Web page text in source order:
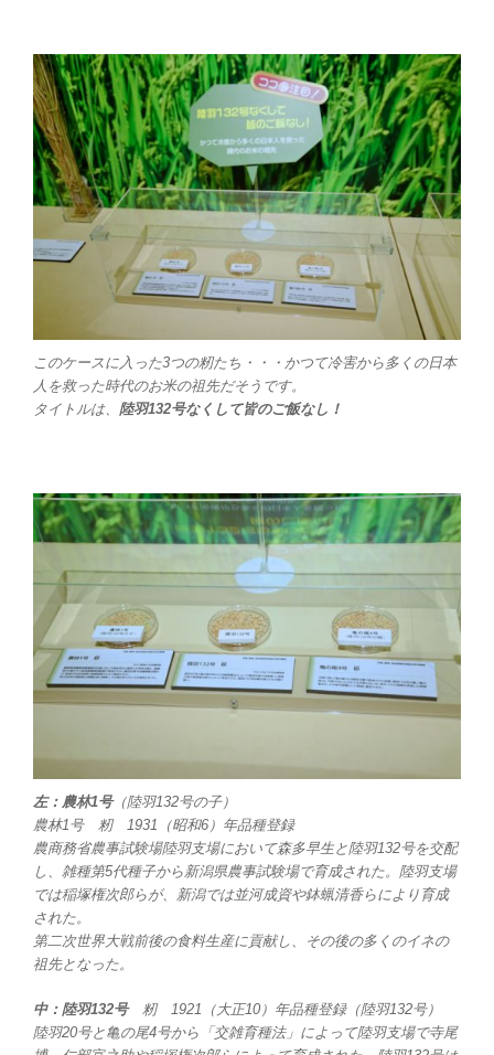
このケースに入った3つの籾たち・・・かつて冷害から多くの日本
人を救った時代のお米の祖先だそうです。
タイトルは、 陸羽132号なくして皆のご飯なし！
左：農林1号（陸羽132号の子）
農林1号 籾 1931（昭和6）年品種登録
農商務省農事試験場陸羽支場において森多早生と陸羽132号を交配
し、雑種第5代種子から新潟県農事試験場で育成された。陸羽支場
では稲塚権次郎らが、新潟では並河成資や鉢蝋清香らにより育成
された。
第二次世界大戦前後の食料生産に貢献し、その後の多くのイネの
祖先となった。
中：陸羽132号籾 1921（大正10）年品種登録（陸羽132号）
陸羽20号と亀の尾4号から「交雑育種法」によって陸羽支場で寺尾